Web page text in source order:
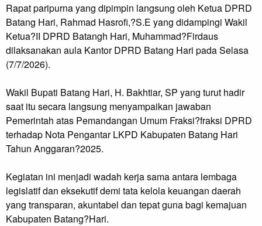
Rapat paripurna yang dipimpin langsung oleh Ketua DPRD
Batang Hari, Rahmad Hasrofi,?S.E yang didampingi Wakil
Ketua?II DPRD Batangh Hari, Muhammad?Firdaus
dilaksanakan aula Kantor DPRD Batang Hari pada Selasa
(7/7/2026).
Wakil Bupati Batang Hari, H. Bakhtiar, SP yang turut hadir
saat itu secara langsung menyampaikan jawaban
Pemerintah atas Pemandangan Umum Fraksi?fraksi DPRD
terhadap Nota Pengantar LKPD Kabupaten Batang Hari
Tahun Anggaran?2025.
Kegiatan ini menjadi wadah kerja sama antara lembaga
legislatif dan eksekutif demi tata kelola keuangan daerah
yang transparan, akuntabel dan tepat guna bagi kemajuan
Kabupaten Batang?Hari.